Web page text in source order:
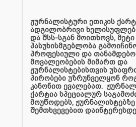
ჟურნალისტური ეთიკის
ადგილობრივი
და შსს-სგან მოითხოვს, მეტი
პასუხისმგებლობა
პროფესიული და
მოვალეობების მიმართ და
ჟურნალისტებისთვის
პირობები უზრუნველყონ
კანონით ევალებათ.
ქარტია სპეციალურ
მოუწოდებს,
შემთხვევებით